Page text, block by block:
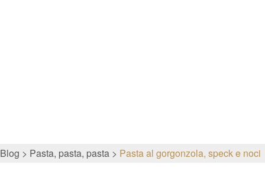
Blog Pasta, pasta, pasta Pasta al gorgonzola, speck e noci